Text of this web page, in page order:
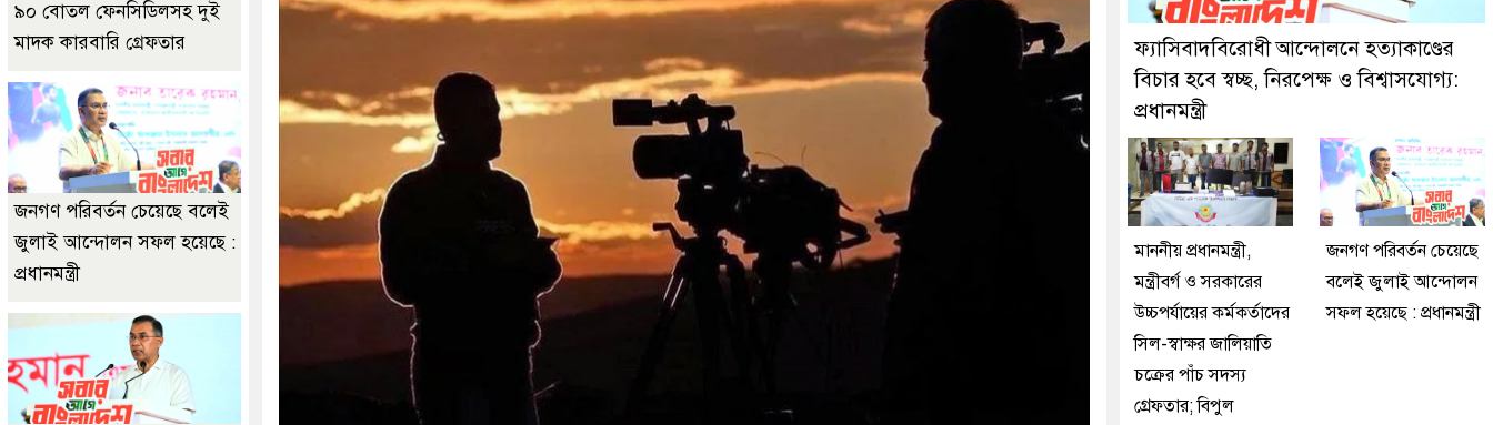
ডাকাতির প্রস্তুতিকালে দুইজনকে গ্রেফতার করেছে মিরপুর মডেল থানা পুলিশ
৯০ বোতল ফেনসিডিলসহ দুই
মাদক কারবারি গ্রেফতার
জনগণ পরিবর্তন চেয়েছে বলেই
জুলাই আন্দোলন সফল হয়েছে :
প্রধানমন্ত্রী
ফ্যাসিবাদবিরোধী আন্দোলনে হত্যাকাণ্ডের
বিচার হবে স্বচ্ছ, নিরপেক্ষ ও বিশ্বাসযোগ্য:
প্রধানমন্ত্রী
মাননীয় প্রধানমন্ত্রী,
মন্ত্রীবর্গ ও সরকারের
উচ্চপর্যায়ের কর্মকর্তাদের
সিল-স্বাক্ষর জালিয়াতি
চক্রের পাঁচ সদস্য
গ্রেফতার; বিপুল
জনগণ পরিবর্তন চেয়েছে
বলেই জুলাই আন্দোলন
সফল হয়েছে : প্রধানমন্ত্রী